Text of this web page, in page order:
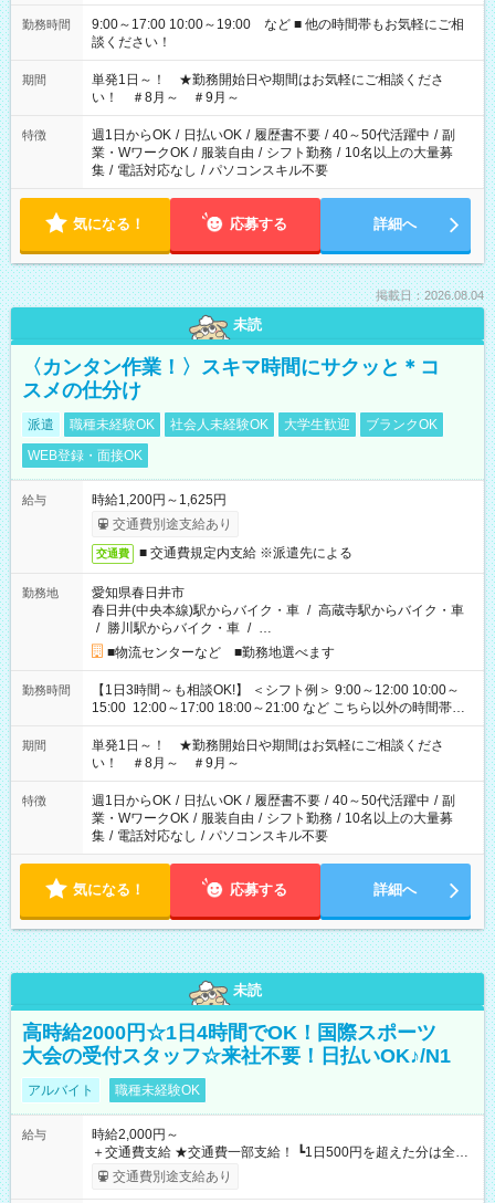
勤務時間
9:00～17:00 10:00～19:00 など ■ 他の時間帯もお気軽にご相
談ください！
期間
単発1日～！ ★勤務開始日や期間はお気軽にご相談くださ
い！ ＃8月～ ＃9月～
特徴 週1日からOK / 日払いOK / 履歴書不要 / 40～50代活躍中 / 副
業・WワークOK / 服装自由 / シフト勤務 / 10名以上の大量募
集 / 電話対応なし / パソコンスキル不要
気になる！ 応募する 詳細へ
掲載日：2026.08.04
未読
〈カンタン作業！〉スキマ時間にサクッと＊コ
スメの仕分け
派遣 職種未経験OK 社会人未経験OK 大学生歓迎
ブランクOK
WEB登録・面接OK
給与
時給1,200円～1,625円
交通費別途支給あり
交通費 ■ 交通費規定内支給 ※派遣先による
勤務地
愛知県春日井市
春日井(中央本線)駅からバイク・車 / 高蔵寺駅からバイク・車
/ 勝川駅からバイク・車 / …
■物流センターなど ■勤務地選べます
勤務時間
【1日3時間～も相談OK!】 ＜シフト例＞ 9:00～12:00 10:00～
15:00 12:00～17:00 18:00～21:00 など こちら以外の時間帯も
お気軽にご相談ください！
期間
単発1日～！ ★勤務開始日や期間はお気軽にご相談くださ
い！ ＃8月～ ＃9月～
特徴 週1日からOK / 日払いOK / 履歴書不要 / 40～50代活躍中 / 副
業・WワークOK / 服装自由 / シフト勤務 / 10名以上の大量募
集 / 電話対応なし / パソコンスキル不要
気になる！ 応募する 詳細へ
未読
高時給2000円☆1日4時間でOK！国際スポーツ
大会の受付スタッフ☆来社不要！日払いOK♪/N1
アルバイト 職種未経験OK
給与
時給2,000円～
＋交通費支給 ★交通費一部支給！ ┗1日500円を超えた分は全額
支給！ ※往復500円以内の方は自己負担となります ★日払い
OK！（規定あり） ┗働いたその日に現金GET♪ お仕事後はコン
交通費別途支給あり